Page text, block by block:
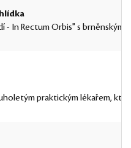
- In Rectum Orbis" s
praktickým lékařem,